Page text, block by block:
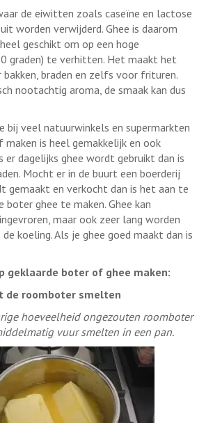
de eiwitten zoals caseïne en lactose
worden verwijderd. Ghee is daarom
geschikt om op een hoge
graden) te verhitten. Het maakt het
braden en zelfs voor frituren.
nootachtig aroma, de smaak kan dus
bij veel natuurwinkels en supermarkten
is heel gemakkelijk en ook
er dagelijks ghee wordt gebruikt dan is
Mocht er in de buurt een boerderij
gemaakt en verkocht dan is het aan te
boter ghee te maken. Ghee kan
maar ook zeer lang worden
koeling. Als je ghee goed maakt dan is
geklaarde boter of ghee maken:
de roomboter smelten
hoeveelheid ongezouten roomboter
vuur smelten in een pan.